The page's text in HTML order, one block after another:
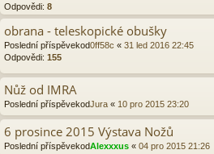
Odpovědi: 8
obrana - teleskopické obušky
Poslední příspěvekod0ff58c « 31 led 2016 22:45
Odpovědi: 155
Nůž od IMRA
Poslední příspěvekodJura « 10 pro 2015 23:20
6 prosince 2015 Výstava Nožů
Poslední příspěvekodAlexxxus « 04 pro 2015 21:26